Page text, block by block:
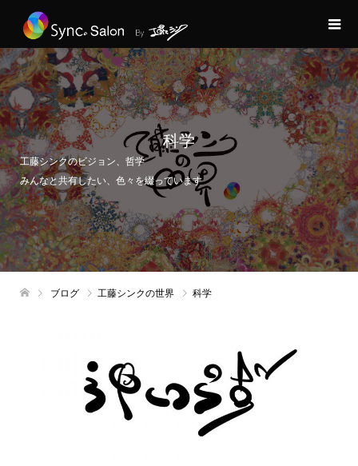
科学
工藤シンクのビジョン、哲学
みんなと共有したい、色々を綴っています
ブログ 工藤シンクの世界 科学